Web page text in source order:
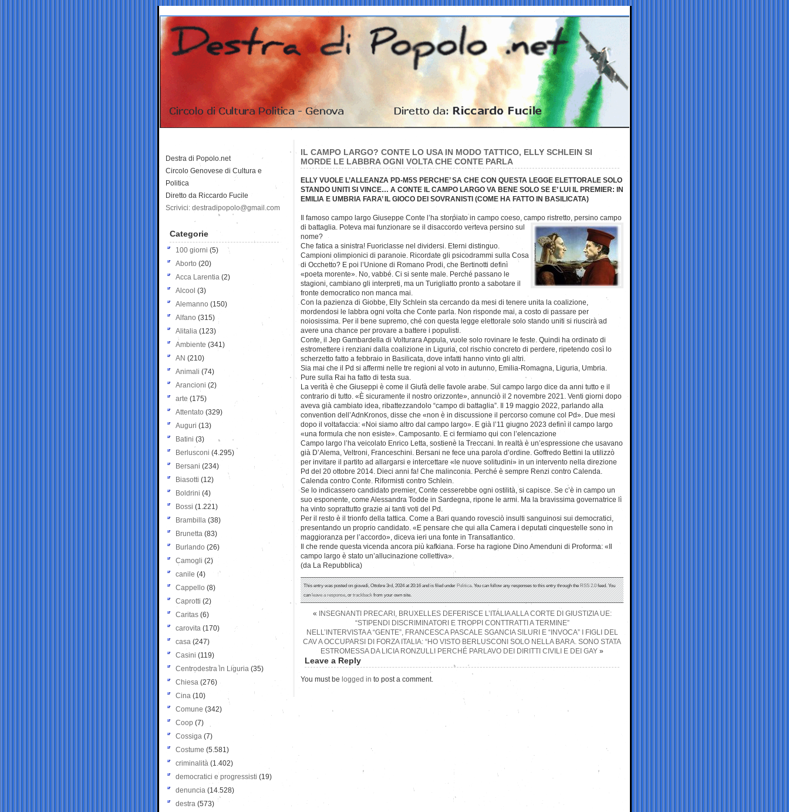
IL CAMPO LARGO? CONTE LO USA IN MODO TATTICO, ELLY SCHLEIN SI
MORDE LE LABBRA OGNI VOLTA CHE CONTE PARLA
ELLY VUOLE L’ALLEANZA PD-M5S PERCHE’ SA CHE CON QUESTA LEGGE ELETTORALE SOLO
STANDO UNITI SI VINCE… A CONTE IL CAMPO LARGO VA BENE SOLO SE E’ LUI IL PREMIER: IN
EMILIA E UMBRIA FARA’ IL GIOCO DEI SOVRANISTI (COME HA FATTO IN BASILICATA)
Il famoso campo largo Giuseppe Conte l’ha storpiato in campo coeso, campo ristretto, persino campo
di battaglia. Poteva mai funzionare se il disaccordo verteva persino sul
nome?
Che fatica a sinistra! Fuoriclasse nel dividersi. Eterni distinguo.
Campioni olimpionici di paranoie. Ricordate gli psicodrammi sulla Cosa
di Occhetto? E poi l’Unione di Romano Prodi, che Bertinotti definì
«poeta morente». No, vabbé. Ci si sente male. Perché passano le
stagioni, cambiano gli interpreti, ma un Turigliatto pronto a sabotare il
fronte democratico non manca mai.
Con la pazienza di Giobbe, Elly Schlein sta cercando da mesi di tenere unita la coalizione,
mordendosi le labbra ogni volta che Conte parla. Non risponde mai, a costo di passare per
noiosissima. Per il bene supremo, ché con questa legge elettorale solo stando uniti si riuscirà ad
avere una chance per provare a battere i populisti.
Conte, il Jep Gambardella di Volturara Appula, vuole solo rovinare le feste. Quindi ha ordinato di
estromettere i renziani dalla coalizione in Liguria, col rischio concreto di perdere, ripetendo così lo
scherzetto fatto a febbraio in Basilicata, dove infatti hanno vinto gli altri.
Sia mai che il Pd si affermi nelle tre regioni al voto in autunno, Emilia-Romagna, Liguria, Umbria.
Pure sulla Rai ha fatto di testa sua.
La verità è che Giuseppi è come il Giufà delle favole arabe. Sul campo largo dice da anni tutto e il
contrario di tutto. «È sicuramente il nostro orizzonte», annunciò il 2 novembre 2021. Venti giorni dopo
aveva già cambiato idea, ribattezzandolo “campo di battaglia”. Il 19 maggio 2022, parlando alla
convention dell’AdnKronos, disse che «non è in discussione il percorso comune col Pd». Due mesi
dopo il voltafaccia: «Noi siamo altro dal campo largo». E già l’11 giugno 2023 definì il campo largo
«una formula che non esiste». Camposanto. E ci fermiamo qui con l’elencazione
Campo largo l’ha veicolato Enrico Letta, sostiene la Treccani. In realtà è un’espressione che usavano
già D’Alema, Veltroni, Franceschini. Bersani ne fece una parola d’ordine. Goffredo Bettini la utilizzò
per invitare il partito ad allargarsi e intercettare «le nuove solitudini» in un intervento nella direzione
Pd del 20 ottobre 2014. Dieci anni fa! Che malinconia. Perché è sempre Renzi contro Calenda.
Calenda contro Conte. Riformisti contro Schlein.
Se lo indicassero candidato premier, Conte cesserebbe ogni ostilità, si capisce. Se c’è in campo un
suo esponente, come Alessandra Todde in Sardegna, ripone le armi. Ma la bravissima governatrice lì
ha vinto soprattutto grazie ai tanti voti del Pd.
Per il resto è il trionfo della tattica. Come a Bari quando rovesciò insulti sanguinosi sui democratici,
presentando un proprio candidato. «E pensare che qui alla Camera i deputati cinquestelle sono in
maggioranza per l’accordo», diceva ieri una fonte in Transatlantico.
Il che rende questa vicenda ancora più kafkiana. Forse ha ragione Dino Amenduni di Proforma: «Il
campo largo è stato un’allucinazione collettiva».
(da La Repubblica)
This entry was posted on giovedì, Ottobre 3rd, 2024 at 20:16 and is filed underPolitica. You can follow any responses to this entry through theRSS 2.0feed. You
canleave a response, ortrackbackfrom your own site.
«
INSEGNANTI PRECARI, BRUXELLES DEFERISCE L’ITALIA ALLA CORTE DI GIUSTIZIA UE:
“STIPENDI DISCRIMINATORI E TROPPI CONTTRATTI A TERMINE”
NELL’INTERVISTA A “GENTE”, FRANCESCA PASCALE SGANCIA SILURI E “INVOCA” I FIGLI DEL
CAV A OCCUPARSI DI FORZA ITALIA: “HO VISTO BERLUSCONI SOLO NELLA BARA. SONO STATA
ESTROMESSA DA LICIA RONZULLI PERCHÉ PARLAVO DEI DIRITTI CIVILI E DEI GAY »
Leave a Reply
You must be logged in to post a comment.
Destra di Popolo.net
Circolo Genovese di Cultura e
Politica
Diretto da Riccardo Fucile
Scrivici: destradipopolo@gmail.com
Categorie
100 giorni (5)
Aborto (20)
Acca Larentia (2)
Alcool (3)
Alemanno (150)
Alfano (315)
Alitalia (123)
Ambiente (341)
AN (210)
Animali (74)
Arancioni (2)
arte (175)
Attentato (329)
Auguri (13)
Batini (3)
Berlusconi (4.295)
Bersani (234)
Biasotti (12)
Boldrini (4)
Bossi (1.221)
Brambilla (38)
Brunetta (83)
Burlando (26)
Camogli (2)
canile (4)
Cappello (8)
Caprotti (2)
Caritas (6)
carovita (170)
casa (247)
Casini (119)
Centrodestra in Liguria (35)
Chiesa (276)
Cina (10)
Comune (342)
Coop (7)
Cossiga (7)
Costume (5.581)
criminalità (1.402)
democratici e progressisti (19)
denuncia (14.528)
destra (573)